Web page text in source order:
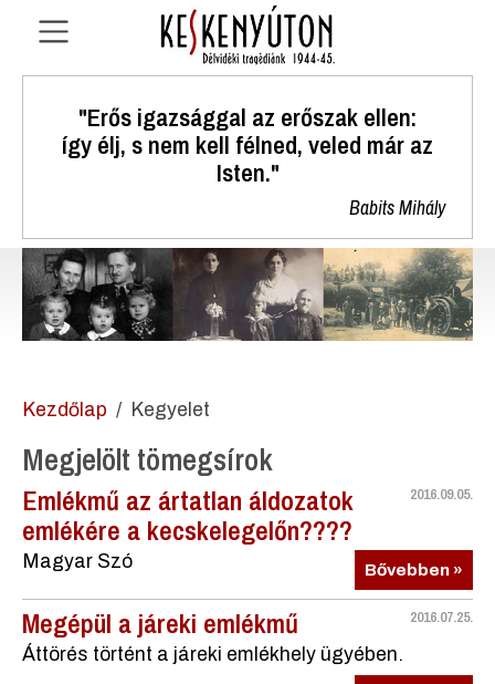
"Erős igazsággal az erőszak ellen:
így élj, s nem kell félned, veled már az
Isten."
Babits Mihály
Kezdőlap Kegyelet
Megjelölt tömegsírok
2016.09.05.
Emlékmű az ártatlan áldozatok
emlékére a kecskelegelőn????
Magyar Szó Bővebben »
2016.07.25.
Megépül a járeki emlékmű
Áttörés történt a járeki emlékhely ügyében.